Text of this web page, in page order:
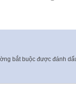
bắt buộc được đánh